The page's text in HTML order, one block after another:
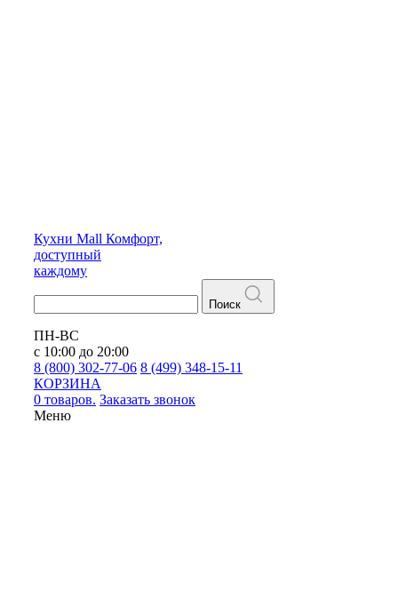
Кухни Mall Комфорт,
доступный
каждому
Поиск
ПН-ВС
с 10:00 до 20:00
8 (800) 302-77-06 8 (499) 348-15-11
КОРЗИНА
0 товаров. Заказать звонок
Меню